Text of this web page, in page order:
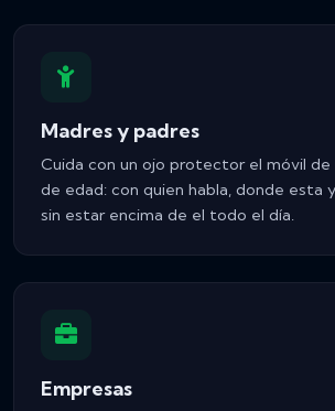
Madres y padres
Cuida con un ojo protector el móvil de
de edad: con quien habla, donde esta
sin estar encima de el todo el día.
Empresas